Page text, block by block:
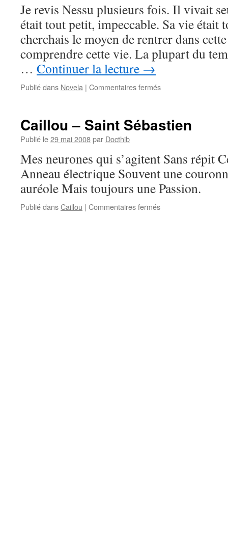
Je revis Nessu plusieurs fois. Il vivait
était tout petit, impeccable. Sa vie était
cherchais le moyen de rentrer dans
comprendre cette vie. La plupart du
… Continuer la lecture →
Publié dans Novela | Commentaires ferméssur
Sono
Caillou – Saint Sébastien
Publié le29 mai 2008par Docthib
Mes neurones qui s’agitent Sans répit
Anneau électrique Souvent une
auréole Mais toujours une Passion.
Publié dansCaillou | Commentaires ferméssur